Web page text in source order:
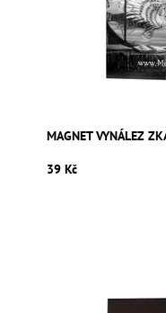
MAGNET VYNÁLEZ
39 Kč